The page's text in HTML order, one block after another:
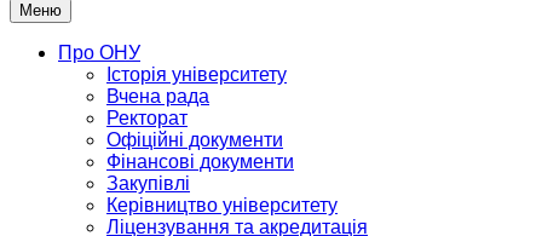
Меню
Про ОНУ
Історія університету
Вчена рада
Ректорат
Офіційні документи
Фінансові документи
Закупівлі
Керівництво університету
Ліцензування та акредитація